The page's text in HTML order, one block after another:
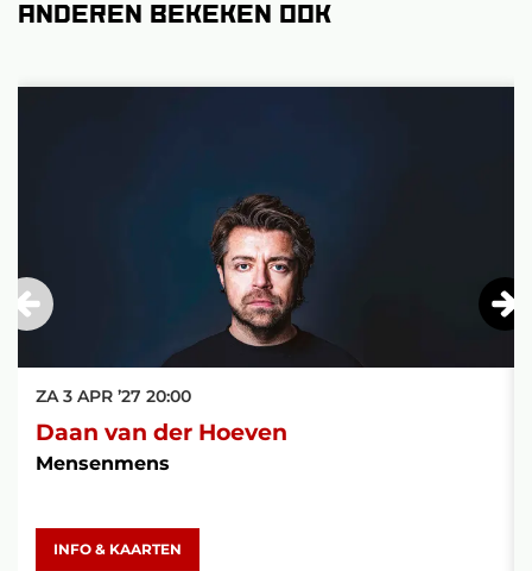
Anderen bekeken ook
Daan van der Hoeven
Mensenmens
ZA 3 APR ’27 20:00
INFO & KAARTEN